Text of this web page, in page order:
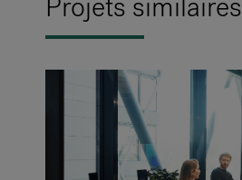
Projets similaires